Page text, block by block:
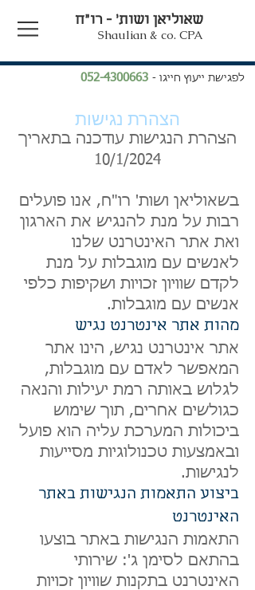
שאוליאן ושות' - רו"ח
Shaulian & co. CPA
לפגישת ייעוץ חייגו - 052-4300663
הצהרת נגישות
הצהרת הנגישות עודכנה בתאריך
10/1/2024
בשאוליאן ושות' רו"ח, אנו פועלים
רבות על מנת להנגיש את הארגון
ואת אתר האינטרנט שלנו
לאנשים עם מוגבלות על מנת
לקדם שוויון זכויות ושקיפות כלפי
אנשים עם מוגבלות.
מהות אתר אינטרנט נגיש
אתר אינטרנט נגיש, הינו אתר
המאפשר לאדם עם מוגבלות,
לגלוש באותה רמת יעילות והנאה
כגולשים אחרים, תוך שימוש
ביכולות המערכת עליה הוא פועל
ובאמצעות טכנולוגיות מסייעות
לנגישות.
ביצוע התאמות הנגישות באתר
האינטרנט
התאמות הנגישות באתר בוצעו
בהתאם לסימן ג': שירותי
האינטרנט בתקנות שוויון זכויות